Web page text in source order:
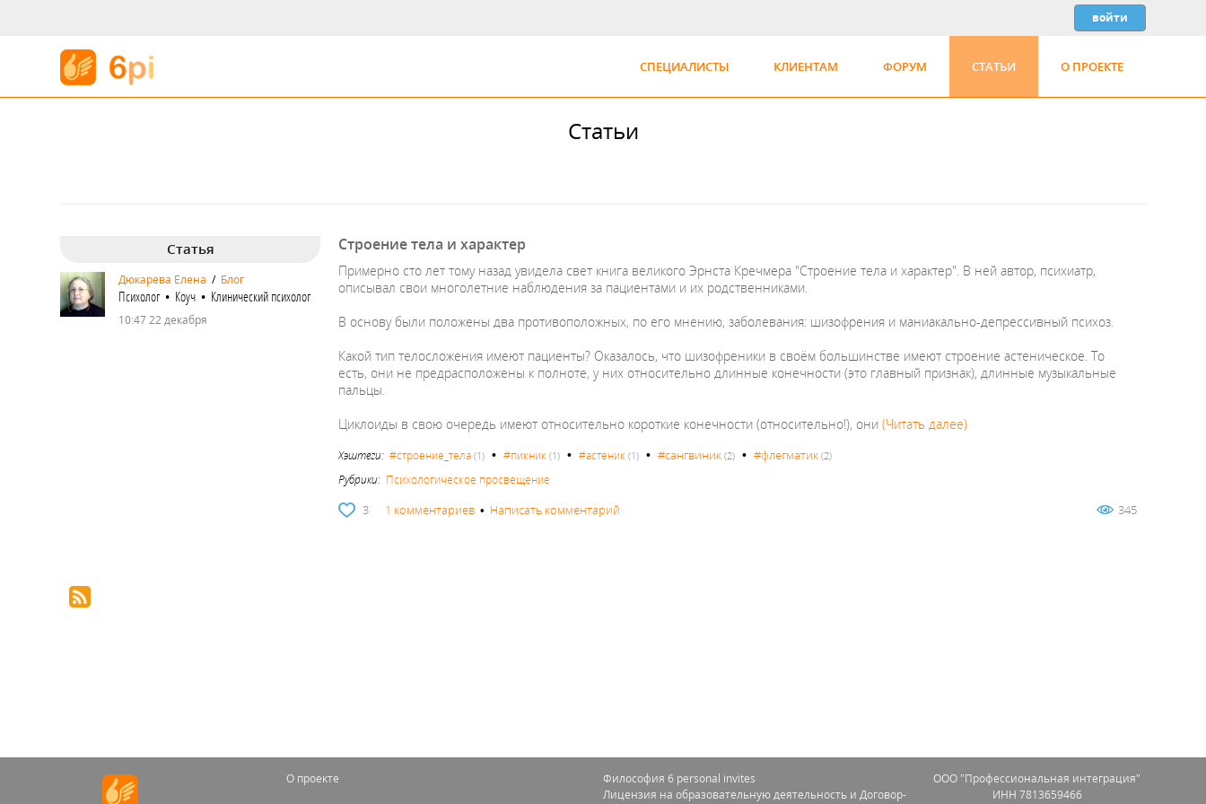
СПЕЦИАЛИСТЫ КЛИЕНТАМ ФОРУМ СТАТЬИ О ПРОЕКТЕ
Статьи
Статья
Дюкарева Елена / Блог
Психолог • Коуч • Клинический психолог
10:47 22 декабря
Строение тела и характер
Примерно сто лет тому назад увидела свет книга великого Эрнста Кречмера "Строение тела и характер". В ней автор, психиатр,
описывал свои многолетние наблюдения за пациентами и их родственниками.
В основу были положены два противоположных, по его мнению, заболевания: шизофрения и маниакально-депрессивный психоз.
Какой тип телосложения имеют пациенты? Оказалось, что шизофреники в своём большинстве имеют строение астеническое. То
есть, они не предрасположены к полноте, у них относительно длинные конечности (это главный признак), длинные музыкальные
пальцы.
Циклоиды в свою очередь имеют относительно короткие конечности (относительно!), они(Читать далее)
Хэштеги:#строение_тела (1) •#пикник (1) •#астеник (1) •#сангвиник (2) •#флегматик (2)
Рубрики: Психологическое просвещение
3 1 комментариев • Написать комментарий 345
О проекте Философия 6 personal invites
Лицензия на образовательную деятельность и Договор-
OOO "Профессиональная интеграция"
ИНН 7813659466